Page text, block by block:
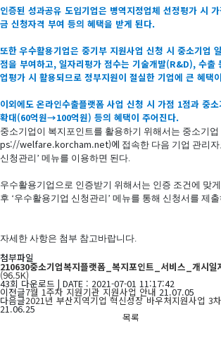
인증된 성과공유 도입기업은 병역지정업체 선정평가 시
금 신청자격 부여 등의 혜택을 받게 된다.
또한 우수활용기업은 중기부 지원사업 신청 시 중소기업
점을 부여하고, 일자리평가 점수는 기술개발(R&D), 수출
업평가 시 활용되므로 정부지원이 절실한 기업에 큰 혜택
이외에도 온라인수출플랫폼 사업 신청 시 가점 1점과 중
확대(60억원→100억원) 등의 혜택이 주어진다.
중소기업이 복지포인트를 활용하기 위해서는 중소기
ps://welfare.korcham.net)에 접속한 다음 기업 관리
신청관리’ 메뉴를 이용하면 된다.
우수활용기업으로 인증받기 위해서는 인증 조건에 맞
후 ‘우수활용기업 신청관리’ 메뉴를 통해 신청서를 제
자세한 사항은 첨부 참고바랍니다.
첨부파일
210630중소기업복지플랫폼_복지포인트_서비스_개시
(96.5K)
43회 다운로드 | DATE : 2021-07-01 11:17:42
이전글7월 1주차 지원기관 지원사업 안내 21.07.05
다음글2021년 부산지역기업 혁신성장 바우처지원사업 3
21.06.25
목록